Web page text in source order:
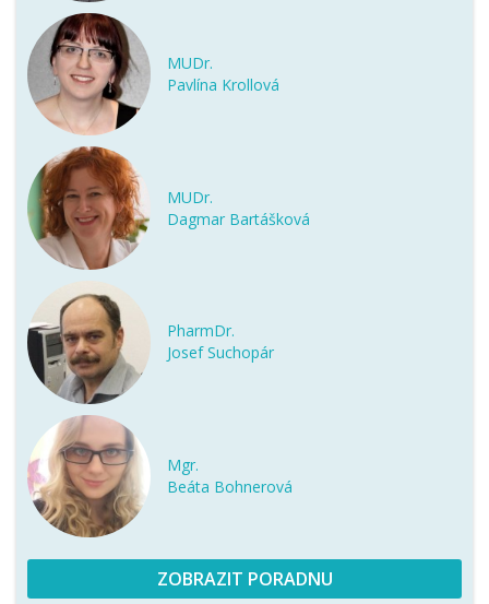
MUDr.
Pavlína Krollová
MUDr.
Dagmar Bartášková
PharmDr.
Josef Suchopár
Mgr.
Beáta Bohnerová
ZOBRAZIT PORADNU